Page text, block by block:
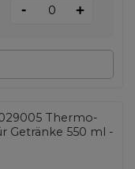
- +
Thermo-
Getränke 550 ml -